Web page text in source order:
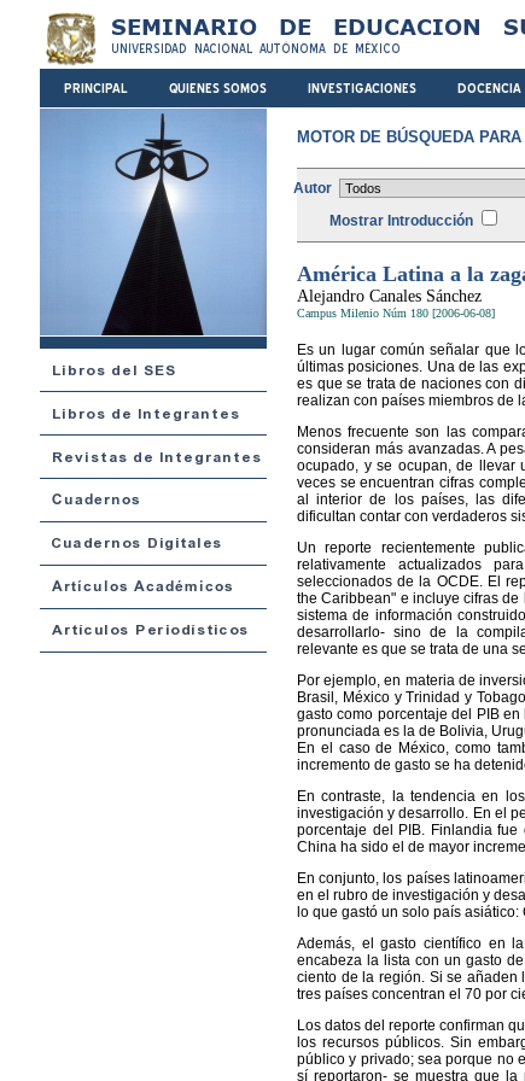
MOTOR DE BÚSQUEDA
Autor
Mostrar Introducción
América Latina a la
Alejandro Canales Sánchez
Campus Milenio Núm 180 [2006-06-08]
Es un lugar común señalar que
últimas posiciones. Una de las
es que se trata de naciones con
realizan con países miembros de
Menos frecuente son las
consideran más avanzadas. A
ocupado, y se ocupan, de llevar
veces se encuentran cifras
al interior de los países, las
dificultan contar con verdaderos
Un reporte recientemente
relativamente actualizados
seleccionados de la OCDE. El
the Caribbean" e incluye cifras
sistema de información
desarrollarlo- sino de la
relevante es que se trata de una
Por ejemplo, en materia de
Brasil, México y Trinidad y
gasto como porcentaje del PIB
pronunciada es la de Bolivia,
En el caso de México, como
incremento de gasto se ha
En contraste, la tendencia en
investigación y desarrollo. En el
porcentaje del PIB. Finlandia
China ha sido el de mayor
En conjunto, los países
en el rubro de investigación y
lo que gastó un solo país
Además, el gasto científico en
encabeza la lista con un gasto
ciento de la región. Si se añaden
tres países concentran el 70 por
Los datos del reporte confirman
los recursos públicos. Sin
público y privado; sea porque no
sí reportaron- se muestra que